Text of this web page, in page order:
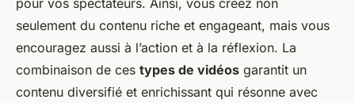
pour vos spectateurs. Ainsi, vous créez non
seulement du contenu riche et engageant, mais vous
encouragez aussi à l’action et à la réflexion. La
combinaison de ces types de vidéos garantit un
contenu diversifié et enrichissant qui résonne avec